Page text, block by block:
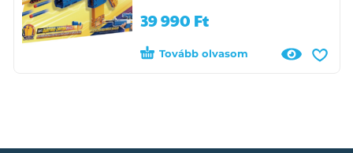
39 990 Ft
Tovább olvasom